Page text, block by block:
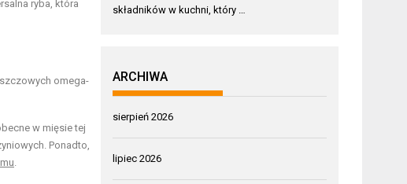
ryba, która
omega-
w mięsie tej
Ponadto,
składników w kuchni, który …
ARCHIWA
sierpień 2026
lipiec 2026